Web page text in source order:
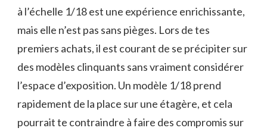
à l’échelle 1/18 est une expérience enrichissante,
mais elle n’est pas sans pièges. Lors de tes
premiers achats, il est courant de se précipiter sur
des modèles clinquants sans vraiment considérer
l’espace d’exposition. Un modèle 1/18 prend
rapidement de la place sur une étagère, et cela
pourrait te contraindre à faire des compromis sur